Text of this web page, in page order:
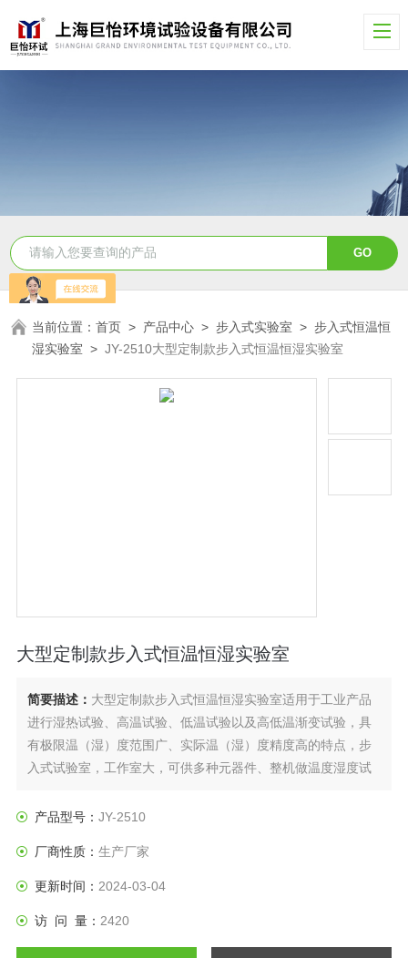
当前位置：首页 > 产品中心 >步入式实验室 >步入式恒温恒
湿实验室 >JY-2510大型定制款步入式恒温恒湿实验室
大型定制款步入式恒温恒湿实验室
简要描述： 大型定制款步入式恒温恒湿实验室适用于工业产品
进行湿热试验、高温试验、低温试验以及高低温渐变试验，具
有极限温（湿）度范围广、实际温（湿）度精度高的特点，步
入式试验室，工作室大，可供多种元器件、整机做温度湿度试
定义，符合“环境试验十倍条件"系列标准条件。
产品型号： JY-2510
厂商性质： 生产厂家
更新时间： 2024-03-04
访 问 量： 2420